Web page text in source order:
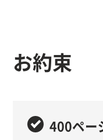
お約束
400ペー